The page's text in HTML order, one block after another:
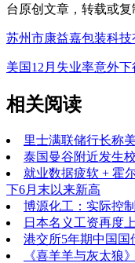
台 原创文章，转载或复
苏州市康益嘉包装科
美国12月失业率意外
相关阅读
里士满联储行长称
泰国曼谷附近发生
就业数据疲软 + 霍
下6月末以来新高
博源化工：实际控
日本名义工资再度
港交所5年期中国国
《喜羊羊与灰太狼